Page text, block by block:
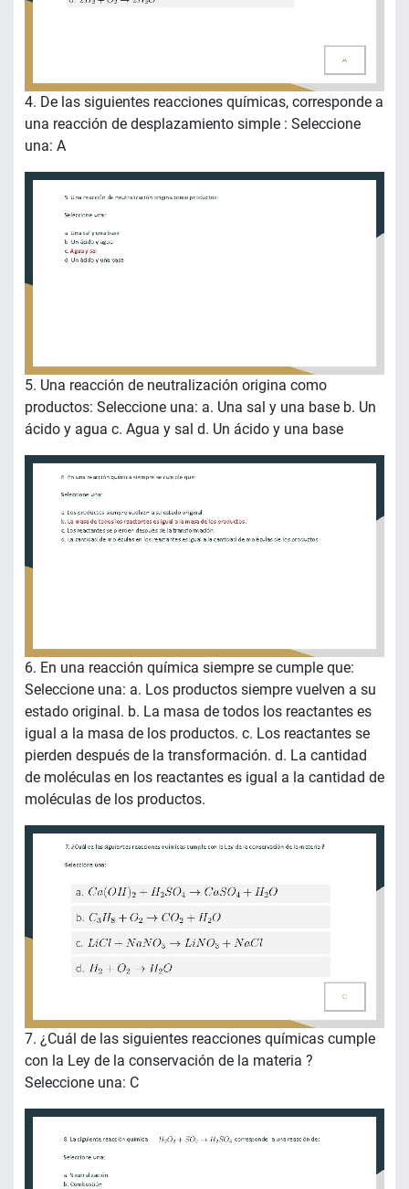
4. De las siguientes reacciones químicas, corresponde a
una reacción de desplazamiento simple : Seleccione
una: A
5. Una reacción de neutralización origina como
productos: Seleccione una: a. Una sal y una base b. Un
ácido y agua c. Agua y sal d. Un ácido y una base
6. En una reacción química siempre se cumple que:
Seleccione una: a. Los productos siempre vuelven a su
estado original. b. La masa de todos los reactantes es
igual a la masa de los productos. c. Los reactantes se
pierden después de la transformación. d. La cantidad
de moléculas en los reactantes es igual a la cantidad de
moléculas de los productos.
7. ¿Cuál de las siguientes reacciones químicas cumple
con la Ley de la conservación de la materia ?
Seleccione una: C